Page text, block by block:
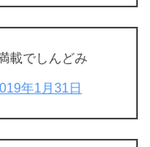
載でしんどみ
年1月31日